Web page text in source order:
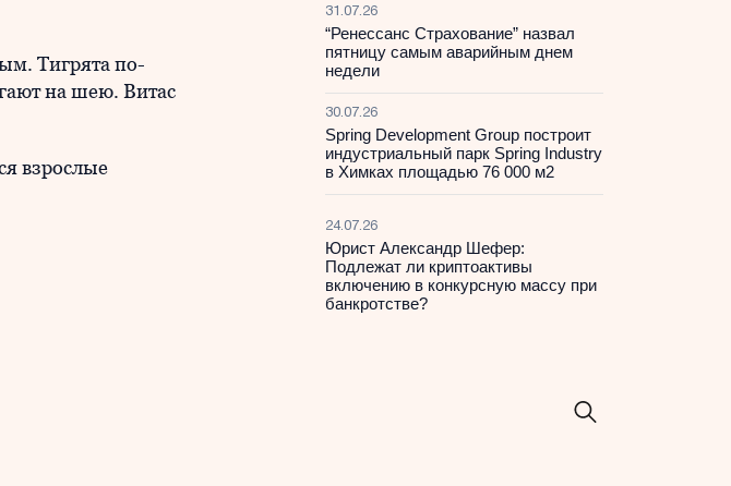
Тигрята по-
на шею. Витас
взрослые
31.07.26
“Ренессанс Страхование” назвал
пятницу самым аварийным днем
недели
30.07.26
Spring Development Group построит
индустриальный парк Spring Industry
в Химках площадью 76 000 м2
24.07.26
Юрист Александр Шефер:
Подлежат ли криптоактивы
включению в конкурсную массу при
банкротстве?